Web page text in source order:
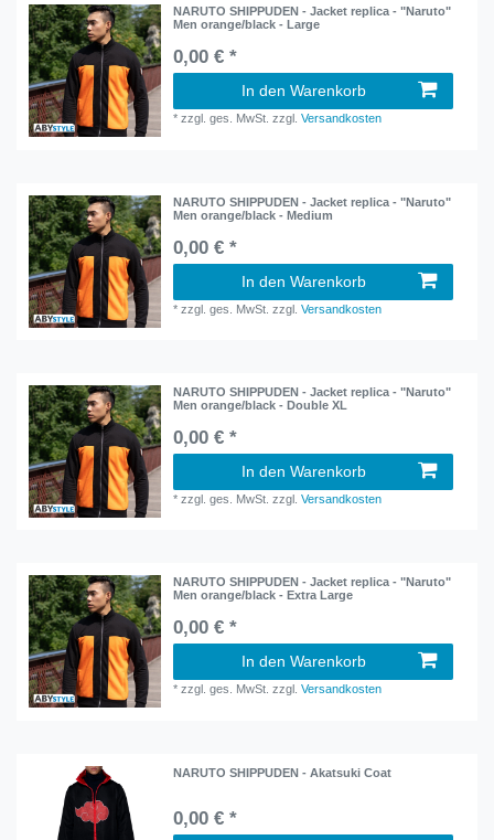
NARUTO SHIPPUDEN - Jacket replica - "Naruto"
Men orange/black - Large
0,00 € *
In den Warenkorb
*zzgl. ges. MwSt. zzgl.Versandkosten
NARUTO SHIPPUDEN - Jacket replica - "Naruto"
Men orange/black - Medium
0,00 € *
In den Warenkorb
*zzgl. ges. MwSt. zzgl.Versandkosten
NARUTO SHIPPUDEN - Jacket replica - "Naruto"
Men orange/black - Double XL
0,00 € *
In den Warenkorb
*zzgl. ges. MwSt. zzgl.Versandkosten
NARUTO SHIPPUDEN - Jacket replica - "Naruto"
Men orange/black - Extra Large
0,00 € *
In den Warenkorb
*zzgl. ges. MwSt. zzgl.Versandkosten
NARUTO SHIPPUDEN - Akatsuki Coat
0,00 € *